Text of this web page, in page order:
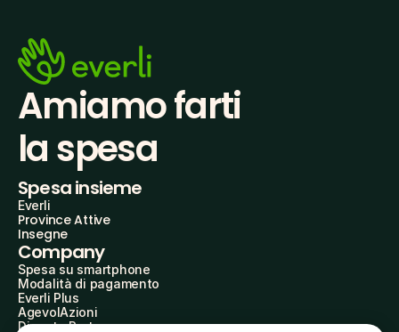
Amiamo farti
la spesa
Spesa insieme
Everli
Province Attive
Insegne
Company
Spesa su smartphone
Modalità di pagamento
Everli Plus
AgevolAzioni
Diventa Partner